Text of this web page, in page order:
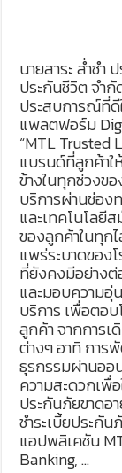
นายสาระ ล่ำซำ
ประกันชีวิต จำ
ประสบการณ์ที่ดี
แพลตฟอร์ม
“MTL Trusted
แบรนด์ที่ลูกค้าใ
ข้างในทุกช่วงข
บริการผ่านช่อง
และเทคโนโลยี
ของลูกค้าในทุก
แพร่ระบาดของ
ที่ยังคงมีอย่าง
และมอบความ
บริการ เพื่อตอ
ลูกค้า จากการเ
ต่างๆ อาทิ การ
ธุรกรรมผ่านออ
ความสะดวกเพื่
ประกันภัยขาดอ
ชำระเบี้ยประกั
แอปพลิเคชัน
Banking, …